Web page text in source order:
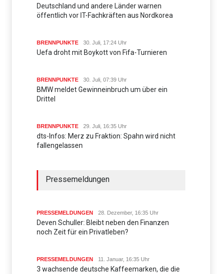
Deutschland und andere Länder warnen
öffentlich vor IT-Fachkräften aus Nordkorea
BRENNPUNKTE 30. Juli, 17:24 Uhr
Uefa droht mit Boykott von Fifa-Turnieren
BRENNPUNKTE 30. Juli, 07:39 Uhr
BMW meldet Gewinneinbruch um über ein
Drittel
BRENNPUNKTE 29. Juli, 16:35 Uhr
dts-Infos: Merz zu Fraktion: Spahn wird nicht
fallengelassen
Pressemeldungen
PRESSEMELDUNGEN 28. Dezember, 16:35 Uhr
Deven Schuller: Bleibt neben den Finanzen
noch Zeit für ein Privatleben?
PRESSEMELDUNGEN 11. Januar, 16:35 Uhr
3 wachsende deutsche Kaffeemarken, die die